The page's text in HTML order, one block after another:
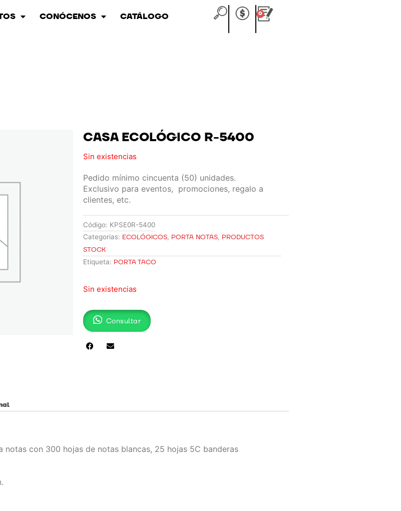
CONÓCENOS CATÁLOGO 0
Carrito
CASA ECOLÓGICO R-5400
Sin existencias
Pedido mínimo cincuenta (50) unidades.
Exclusivo para eventos, promociones, regalo a
clientes, etc.
Código: KPSE0R-5400
Categorias: ECOLÓGICOS, PORTA NOTAS, PRODUCTOS
STOCK
Etiqueta: PORTA TACO
Sin existencias
Consultar
notas con 300 hojas de notas blancas, 25 hojas 5C banderas